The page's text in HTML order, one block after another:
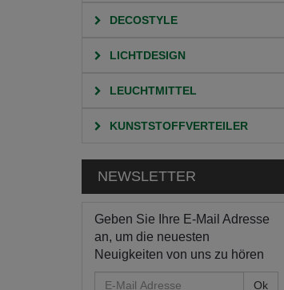
DECOSTYLE
LICHTDESIGN
LEUCHTMITTEL
KUNSTSTOFFVERTEILER
NEWSLETTER
Geben Sie Ihre E-Mail Adresse
an, um die neuesten
Neuigkeiten von uns zu hören